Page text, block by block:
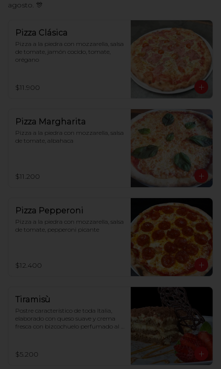
agosto. 🎊
Pizza Clásica
Pizza a la piedra con mozzarella, salsa
de tomate, jamón cocido, tomate,
orégano
$11.900
Pizza Margharita
Pizza a la piedra con mozzarella, salsa
de tomate, albahaca
$11.200
Pizza Pepperoni
Pizza a la piedra con mozzarella, salsa
de tomate, pepperoni picante
$12.400
Tiramisù
Postre característico de toda Italia,
elaborado con queso suave y crema
fresca con bizcochuelo perfumado al
$5.200